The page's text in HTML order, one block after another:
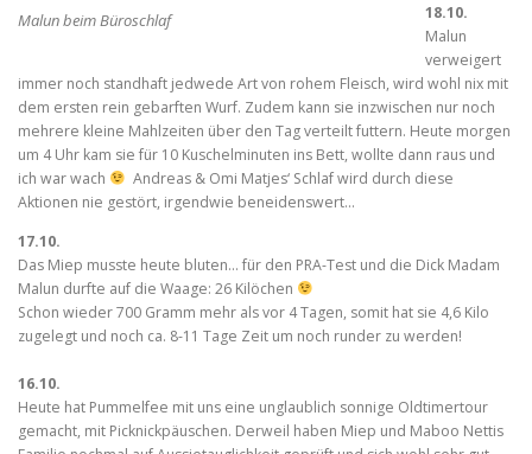
Malun beim Büroschlaf
18.10.
Malun
verweigert
immer noch standhaft jedwede Art von rohem Fleisch, wird wohl nix mit
dem ersten rein gebarften Wurf. Zudem kann sie inzwischen nur noch
mehrere kleine Mahlzeiten über den Tag verteilt futtern. Heute morgen
um 4 Uhr kam sie für 10 Kuschelminuten ins Bett, wollte dann raus und
ich war wach
Andreas & Omi Matjes‘ Schlaf wird durch diese
Aktionen nie gestört, irgendwie beneidenswert…
17.10.
Das Miep musste heute bluten… für den PRA-Test und die Dick Madam
Malun durfte auf die Waage: 26 Kilöchen
Schon wieder 700 Gramm mehr als vor 4 Tagen, somit hat sie 4,6 Kilo
zugelegt und noch ca. 8-11 Tage Zeit um noch runder zu werden!
16.10.
Heute hat Pummelfee mit uns eine unglaublich sonnige Oldtimertour
gemacht, mit Picknickpäuschen. Derweil haben Miep und Maboo Nettis